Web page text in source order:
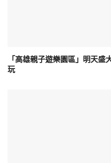
「高雄親子遊樂園區」明天
玩